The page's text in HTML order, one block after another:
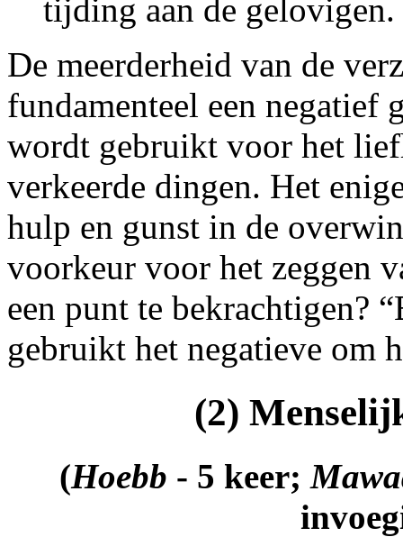
tijding aan de gelovigen.
De meerderheid van de
fundamenteel een
wordt gebruikt voor het
verkeerde dingen. Het
hulp en gunst in de
voorkeur voor het zeggen
een punt te bekrachtigen?
gebruikt het negatieve om
(2)
(Hoebb - 5 keer;